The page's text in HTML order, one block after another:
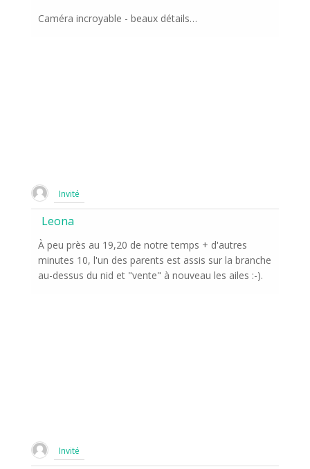
Caméra incroyable - beaux détails…
Invité
Leona
À peu près au 19,20 de notre temps + d'autres
minutes 10, l'un des parents est assis sur la branche
au-dessus du nid et "vente" à nouveau les ailes :-).
Invité